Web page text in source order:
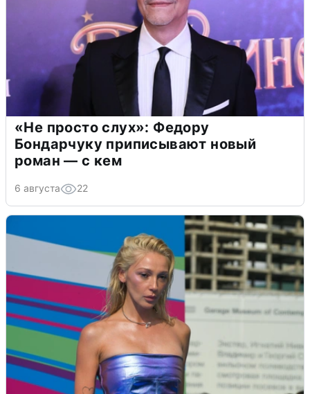
«Не просто слух»: Федору
Бондарчуку приписывают новый
роман — с кем
6 августа 22